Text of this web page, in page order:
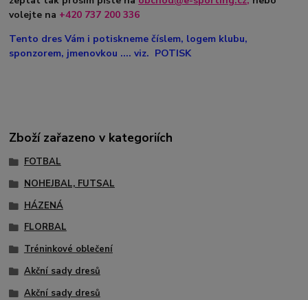
volejte na +420 737 200 336
Tento dres Vám i potiskneme číslem, logem klubu,
sponzorem, jmenovkou .... viz. POTISK
Zboží zařazeno v kategoriích
FOTBAL
NOHEJBAL, FUTSAL
HÁZENÁ
FLORBAL
Tréninkové oblečení
Akční sady dresů
Akční sady dresů